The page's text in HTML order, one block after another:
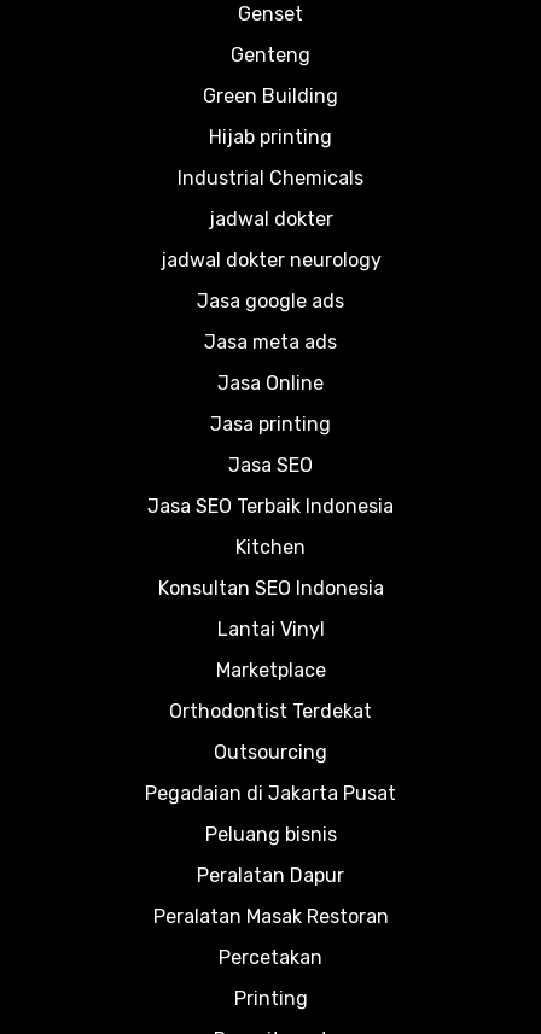
Genset
Genteng
Green Building
Hijab printing
Industrial Chemicals
jadwal dokter
jadwal dokter neurology
Jasa google ads
Jasa meta ads
Jasa Online
Jasa printing
Jasa SEO
Jasa SEO Terbaik Indonesia
Kitchen
Konsultan SEO Indonesia
Lantai Vinyl
Marketplace
Orthodontist Terdekat
Outsourcing
Pegadaian di Jakarta Pusat
Peluang bisnis
Peralatan Dapur
Peralatan Masak Restoran
Percetakan
Printing